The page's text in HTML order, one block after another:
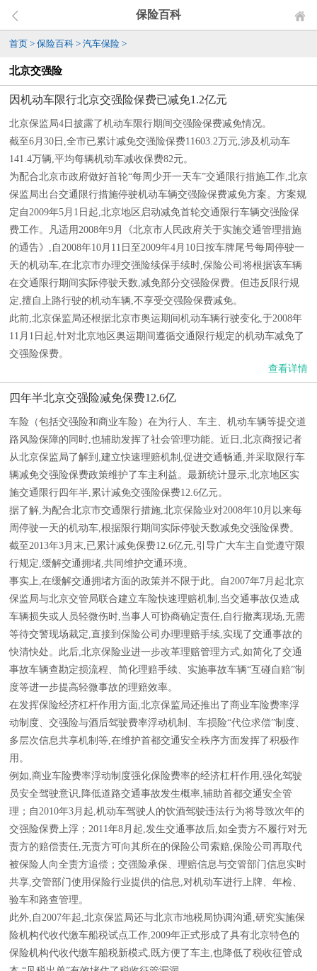
保险百科
首页 > 保险百科 > 汽车保险 >
北京交强险
因机动车限行北京交强险保费已减免1.2亿元
北京保监局4日披露了机动车限行期间交强险保费减免情况。
截至6月30日,全市已累计减免交强险保费11603.2万元,涉及机动车
141.4万辆,平均每辆机动车减收保费82元。
为配合北京市政府做好首轮“每周少开一天车”交通限行措施工作,北京
保监局出台交通限行措施停驶机动车辆交强险保费减免方案。方案规
定自2009年5月1日起,北京地区启动减免首轮交通限行车辆交强险保
费工作。凡适用2008年9月《北京市人民政府关于实施交通管理措施
的通告》,自2008年10月11日至2009年4月10日按车牌尾号每周停驶一
天的机动车,在北京市办理交强险续保手续时,保险公司将根据该车辆
在交通限行期间实际停驶天数,减免部分交强险保费。但违反限行规
定,擅自上路行驶的机动车辆,不享受交强险保费减免。
此前,北京保监局还根据北京市奥运期间机动车辆行驶变化,于2008年
11月1日起,针对北京地区奥运期间遵循交通限行规定的机动车减免了
交强险保费。
查看详情
四年半北京交强险减免保费12.6亿
车险（包括交强险和商业车险）在为行人、车主、机动车辆等提交道
路风险保障的同时,也辅助发挥了社会管理功能。近日,北京商报记者
从北京保监局了解到,建立快速理赔机制,促进交通畅通,并采取限行车
辆减免交强险保费政策维护了车主利益。最新统计显示,北京地区实
施交通限行四年半,累计减免交强险保费12.6亿元。
据了解,为配合北京市交通限行措施,北京保险业对2008年10月以来每
周停驶一天的机动车,根据限行期间实际停驶天数减免交强险保费。
截至2013年3月末,已累计减免保费12.6亿元,引导广大车主自觉遵守限
行规定,缓解交通拥堵,共同维护交通环境。
事实上,在缓解交通拥堵方面的政策并不限于此。自2007年7月起北京
保监局与北京交管局联合建立车险快速理赔机制,当交通事故仅造成
车辆损失或人员轻微伤时,当事人可协商确定责任,自行撤离现场,无需
等待交警现场裁定,直接到保险公司办理理赔手续,实现了交通事故的
快清快处。此后,北京保险业进一步改革理赔管理方式,如简化了交通
事故车辆查勘定损流程、简化理赔手续、实施事故车辆“互碰自赔”制
度等进一步提高轻微事故的理赔效率。
在发挥保险经济杠杆作用方面,北京保监局还推出了商业车险费率浮
动制度、交强险与酒后驾驶费率浮动机制、车损险“代位求偿”制度、
多层次信息共享机制等,在维护首都交通安全秩序方面发挥了积极作
用。
例如,商业车险费率浮动制度强化保险费率的经济杠杆作用,强化驾驶
员安全驾驶意识,降低道路交通事故发生概率,辅助首都交通安全管
理；自2010年3月起,机动车驾驶人的饮酒驾驶违法行为将导致次年的
交强险保费上浮；2011年8月起,发生交通事故后,如全责方不履行对无
责方的赔偿责任,无责方可向其所在的保险公司索赔,保险公司再取代
被保险人向全责方追偿；交强险承保、理赔信息与交管部门信息实时
共享,交管部门使用保险行业提供的信息,对机动车进行上牌、年检、
验车和路查管理。
此外,自2007年起,北京保监局还与北京市地税局协调沟通,研究实施保
险机构代收代缴车船税试点工作,2009年正式形成了具有北京特色的
保险机构代收代缴车船税新模式,既方便了车主,也降低了税收征管成